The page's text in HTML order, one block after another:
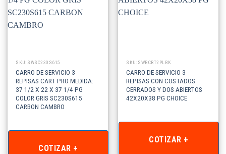
SKU: SWSC230S615
CARRO DE SERVICIO 3
REPISAS CART PRO MEDIDA:
37 1/2 X 22 X 37 1/4 PG
COLOR GRIS SC230S615
CARBON CAMBRO
COTIZAR +
SKU: SWBCRT2PLBK
CARRO DE SERVICIO 3
REPISAS CON COSTADOS
CERRADOS Y DOS ABIERTOS
42X20X38 PG CHOICE
COTIZAR +